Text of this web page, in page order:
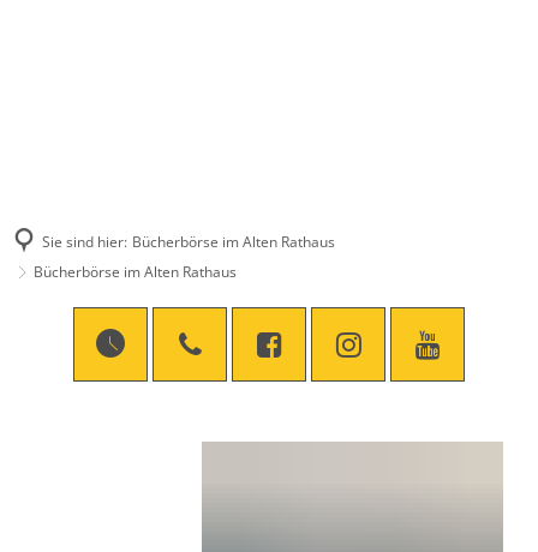
Sie sind hier: Bücherbörse im Alten Rathaus
Bücherbörse im Alten Rathaus